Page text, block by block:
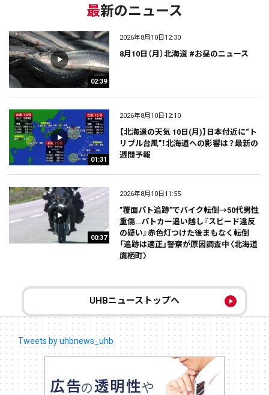
最新のニュース
02:39
2026年8月10日12:30
8月10日（月）北海道 #お昼のニュース
01:31
2026年8月10日12:10
【北海道の天気 10日(月)】日本付近に“ト
リプル台風”！北海道への影響は？最新の
週間予報
00:37
2026年8月10日11:55
”覆面パト追跡”でバイク転倒→50代男性
重傷…パトカー追い越し『スピード違反
の疑い』赤色灯つけた後まもなく転倒
「追跡は適正」警察が原因調査中〈北海道
鷹栖町〉
UHBニューストップへ
Tweets by uhbnews_uhb